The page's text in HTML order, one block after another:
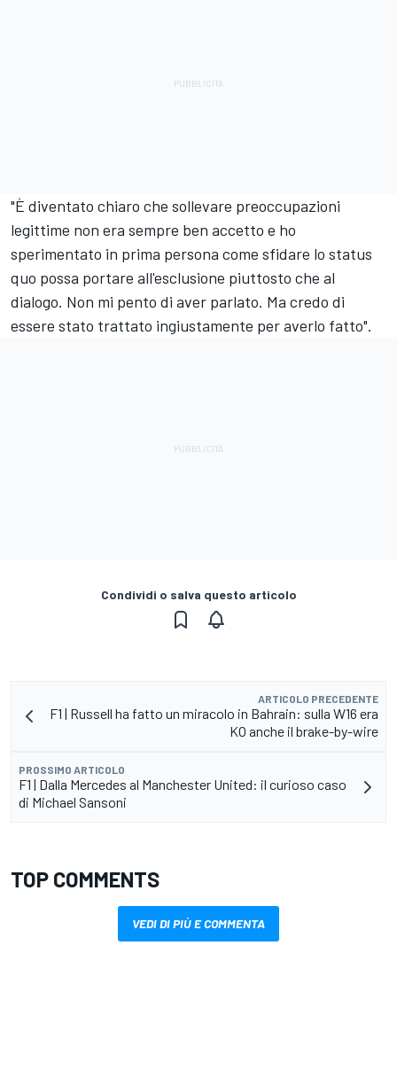
"È diventato chiaro che sollevare preoccupazioni
legittime non era sempre ben accetto e ho
sperimentato in prima persona come sfidare lo status
quo possa portare all'esclusione piuttosto che al
dialogo. Non mi pento di aver parlato. Ma credo di
essere stato trattato ingiustamente per averlo fatto".
Condividi o salva questo articolo
ARTICOLO PRECEDENTE
F1 | Russell ha fatto un miracolo in Bahrain: sulla W16 era
KO anche il brake-by-wire
PROSSIMO ARTICOLO
F1 | Dalla Mercedes al Manchester United: il curioso caso
di Michael Sansoni
TOP COMMENTS
VEDI DI PIÙ E COMMENTA